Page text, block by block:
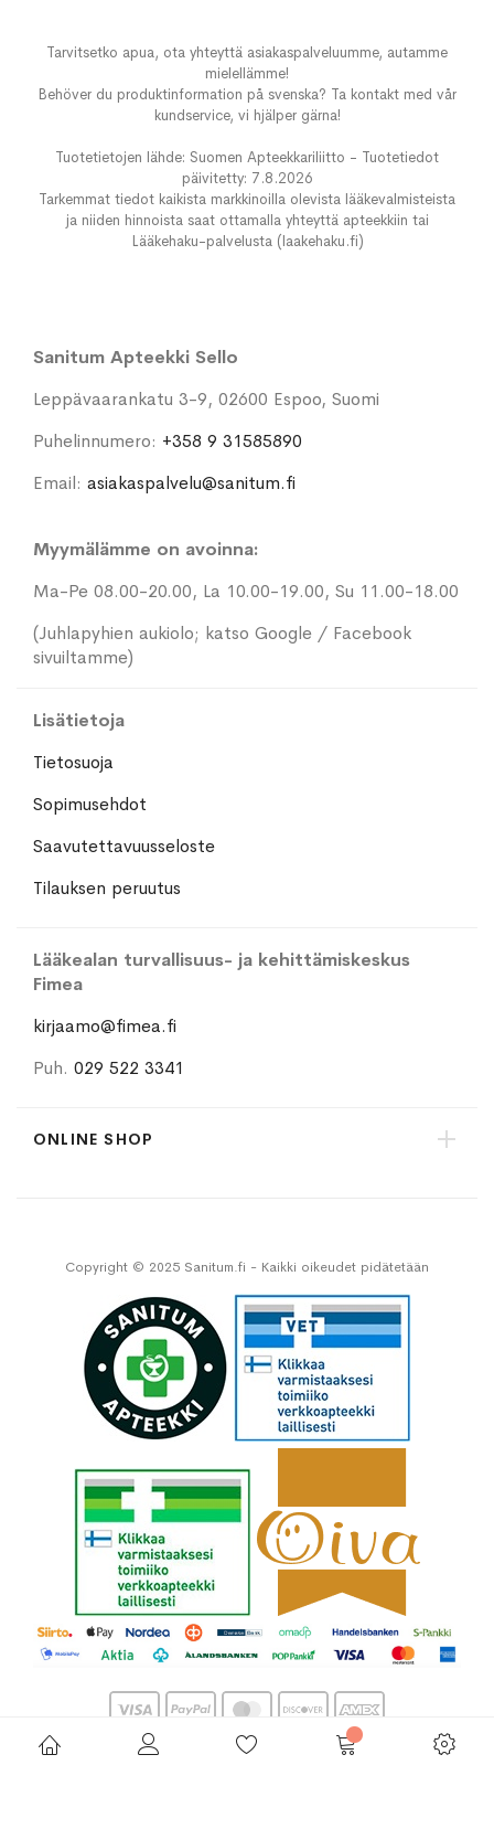
Tarvitsetko apua, ota yhteyttä asiakaspalveluumme, autamme
mielellämme!
Behöver du produktinformation på svenska? Ta kontakt med vår
kundservice, vi hjälper gärna!
Tuotetietojen lähde: Suomen Apteekkariliitto - Tuotetiedot
päivitetty: 7.8.2026
Tarkemmat tiedot kaikista markkinoilla olevista lääkevalmisteista
ja niiden hinnoista saat ottamalla yhteyttä apteekkiin tai
Lääkehaku-palvelusta (laakehaku.fi)
Sanitum Apteekki Sello
Leppävaarankatu 3-9, 02600 Espoo, Suomi
Puhelinnumero: +358 9 31585890
Email: asiakaspalvelu@sanitum.fi
Myymälämme on avoinna:
Ma-Pe 08.00-20.00, La 10.00-19.00, Su 11.00-18.00
(Juhlapyhien aukiolo; katso Google / Facebook
sivuiltamme)
Lisätietoja
Tietosuoja
Sopimusehdot
Saavutettavuusseloste
Tilauksen peruutus
Lääkealan turvallisuus- ja kehittämiskeskus
Fimea
kirjaamo@fimea.fi
Puh. 029 522 3341
ONLINE SHOP
Copyright © 2025 Sanitum.fi - Kaikki oikeudet pidätetään